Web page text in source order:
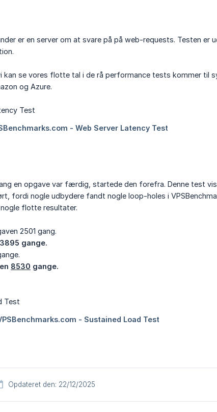
er en server om at svare på på web-requests. Testen er
se vores flotte tal i de rå performance tests kommer til
og Azure.
en opgave var færdig, startede den forefra. Denne test
fordi nogle udbydere fandt nogle loop-holes i
flotte resultater.
2501 gang.
gange.
8530 gange.
Opdateret den: 22/12/2025